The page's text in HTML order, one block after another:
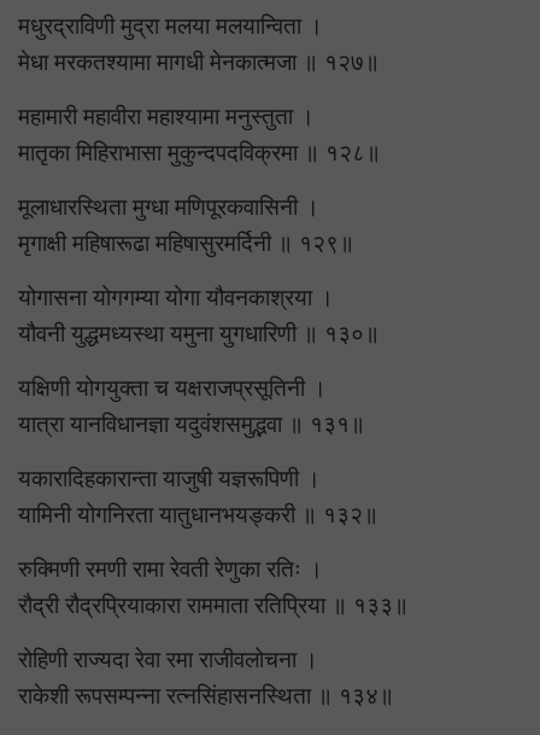
मधुरद्राविणी मुद्रा मलया मलयान्विता ।
मेधा मरकतश्यामा मागधी मेनकात्मजा ॥ १२७॥
महामारी महावीरा महाश्यामा मनुस्तुता ।
मातृका मिहिराभासा मुकुन्दपदविक्रमा ॥ १२८॥
मूलाधारस्थिता मुग्धा मणिपूरकवासिनी ।
मृगाक्षी महिषारूढा महिषासुरमर्दिनी ॥ १२९॥
योगासना योगगम्या योगा यौवनकाश्रया ।
यौवनी युद्धमध्यस्था यमुना युगधारिणी ॥ १३०॥
यक्षिणी योगयुक्ता च यक्षराजप्रसूतिनी ।
यात्रा यानविधानज्ञा यदुवंशसमुद्भवा ॥ १३१॥
यकारादिहकारान्ता याजुषी यज्ञरूपिणी ।
यामिनी योगनिरता यातुधानभयङ्करी ॥ १३२॥
रुक्मिणी रमणी रामा रेवती रेणुका रतिः ।
रौद्री रौद्रप्रियाकारा राममाता रतिप्रिया ॥ १३३॥
रोहिणी राज्यदा रेवा रमा राजीवलोचना ।
राकेशी रूपसम्पन्ना रत्नसिंहासनस्थिता ॥ १३४॥